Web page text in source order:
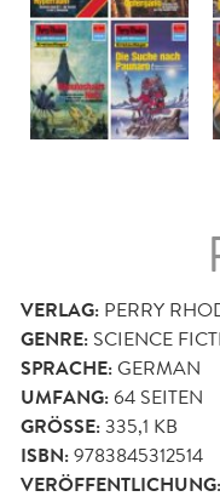
VERLAG: PERRY
GENRE: SCIENCE
SPRACHE:GERMAN
UMFANG:64 SEITEN
GRÖSSE: 335,1 KB
ISBN:9783845312514
VERÖFFENTLICHUNG: